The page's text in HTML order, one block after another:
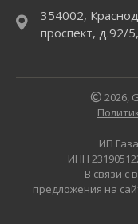
354002,
проспект, д.92/
2026,
ИП
ИНН
В связи с
предложения на